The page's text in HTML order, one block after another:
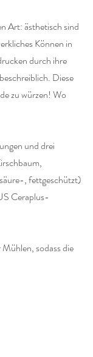
Art: ästhetisch sind
Können in
durch ihre
Diese
zu würzen! Wo
und drei
, fettgeschützt)
Ceraplus-
sodass die